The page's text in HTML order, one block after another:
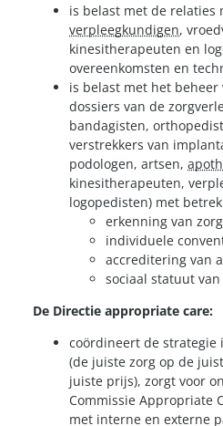
is belast met de relaties
verpleegkundigen,
kinesitherapeuten en
overeenkomsten en
is belast met het
dossiers van de
bandagisten,
verstrekkers van
podologen, artsen,
kinesitherapeuten,
logopedisten) met
erkenning van
individuele
accreditering van
sociaal statuut
De Directie appropriate care:
coördineert de strategie
(de juiste zorg op de
juiste prijs), zorgt voor
Commissie Appropriate
met interne en externe